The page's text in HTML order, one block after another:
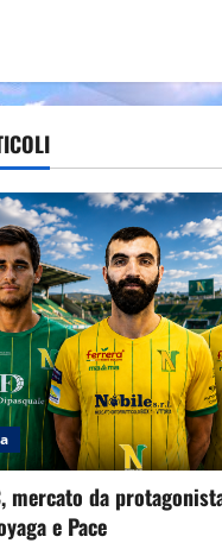
mercato da
e Pace